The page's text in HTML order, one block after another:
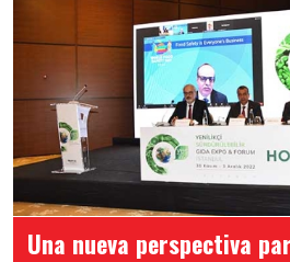
Una nueva perspectiva